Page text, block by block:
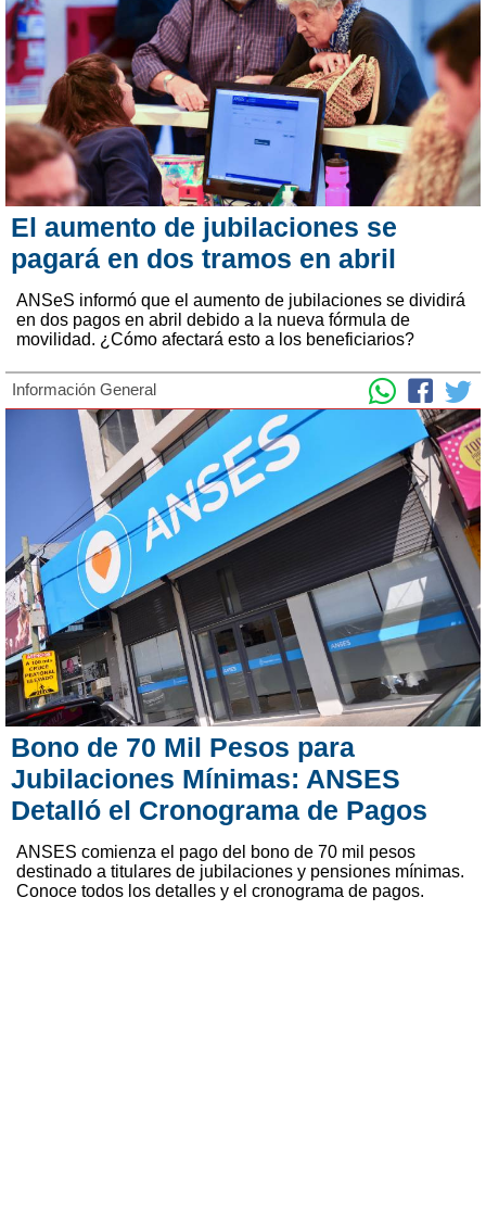
El aumento de jubilaciones se
pagará en dos tramos en abril
ANSeS informó que el aumento de jubilaciones se dividirá
en dos pagos en abril debido a la nueva fórmula de
movilidad. ¿Cómo afectará esto a los beneficiarios?
Información General
Bono de 70 Mil Pesos para
Jubilaciones Mínimas: ANSES
Detalló el Cronograma de Pagos
ANSES comienza el pago del bono de 70 mil pesos
destinado a titulares de jubilaciones y pensiones mínimas.
Conoce todos los detalles y el cronograma de pagos.